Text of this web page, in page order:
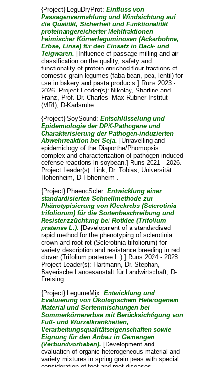
{Project} LeguDryProt: Einfluss von
Passagenvermahlung und Windsichtung auf
die Qualität, Sicherheit und Funktionalität
proteinangereicherter Mehlfraktionen
heimischer Körnerleguminosen (Ackerbohne,
Erbse, Linse) für den Einsatz in Back- und
Teigwaren. [Influence of passage milling and air
classification on the quality, safety and
functionality of protein-enriched flour fractions of
domestic grain legumes (faba bean, pea, lentil) for
use in bakery and pasta products.] Runs 2023 -
2026. Project Leader(s): Nikolay, Sharlineand
Franz, Prof. Dr. Charles, Max Rubner-Institut
(MRI), D-Karlsruhe .
{Project} SoySound: Entschlüsselung und
Epidemiologie der DPK-Pathogene und
Charakterisierung der Pathogen-induzierten
Abwehrreaktion bei Soja. [Unravelling and
epidemiology of the Diaporthe/Phomopsis
complex and characterization of pathogen induced
defense reactions in soybean.] Runs 2021 - 2026.
Project Leader(s): Link, Dr. Tobias, Universität
Hohenheim, D-Hohenheim .
{Project} PhaenoScler: Entwicklung einer
standardisierten Schnellmethode zur
Phänotypisierung von Kleekrebs (Sclerotinia
trifoliorum) für die Sortenbeschreibung und
Resistenzzüchtung bei Rotklee (Trifolium
pratense L.). [Development of a standardised
rapid method for the phenotyping of sclerotinia
crown and root rot (Sclerotinia trifoliorum) for
variety description and resistance breeding in red
clover (Trifolium pratense L.).] Runs 2024 - 2028.
Project Leader(s): Hartmann, Dr. Stephan,
Bayerische Landesanstalt für Landwirtschaft, D-
Freising .
{Project} LegumeMix: Entwicklung und
Evaluierung von Ökologischem Heterogenem
Material und Sortenmischungen bei
Sommerkörnererbse mit Berücksichtigung von
Fuß- und Wurzelkrankheiten,
Verarbeitungsqualitätseigenschaften sowie
Eignung für den Anbau in Gemengen
(Verbundvorhaben). [Development and
evaluation of organic heterogeneous material and
variety mixtures in spring grain peas with special